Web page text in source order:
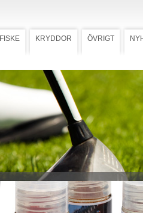
FISKE KRYDDOR ÖVRIGT
Kryddburkar med världens smaker
Kryddburkar med
världens smaker
Alla grillkryddor passar lika bra till nöt, fläsk,
fågel, fisk och grönsaker.